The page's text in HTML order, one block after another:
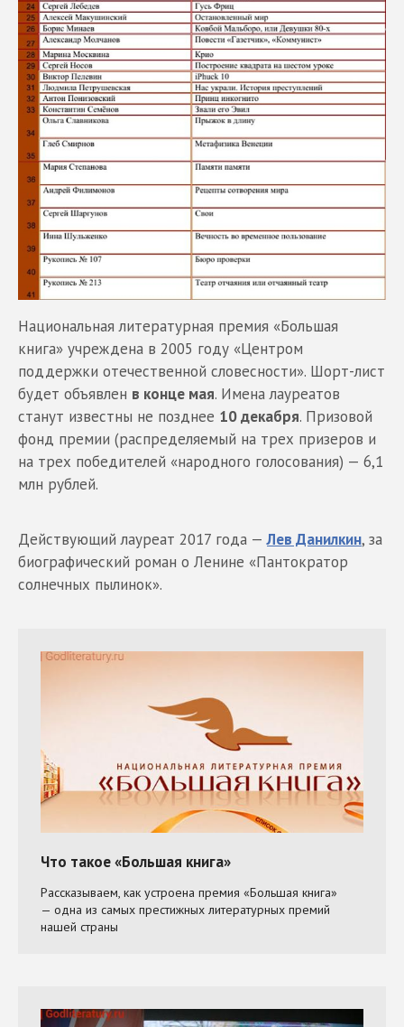
Национальная литературная премия «Большая
книга» учреждена в 2005 году «Центром
поддержки отечественной словесности». Шорт-лист
будет объявлен в конце мая. Имена лауреатов
станут известны не позднее 10 декабря. Призовой
фонд премии (распределяемый на трех призеров и
на трех победителей «народного голосования) — 6,1
млн рублей.
Действующий лауреат 2017 года —Лев Данилкин, за
биографический роман о Ленине «Пантократор
солнечных пылинок».